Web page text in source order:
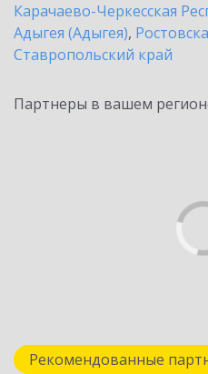
Карачаево-Черкесская
Адыгея (Адыгея),
Ставропольский край
Партнеры в вашем
Рекомендованные